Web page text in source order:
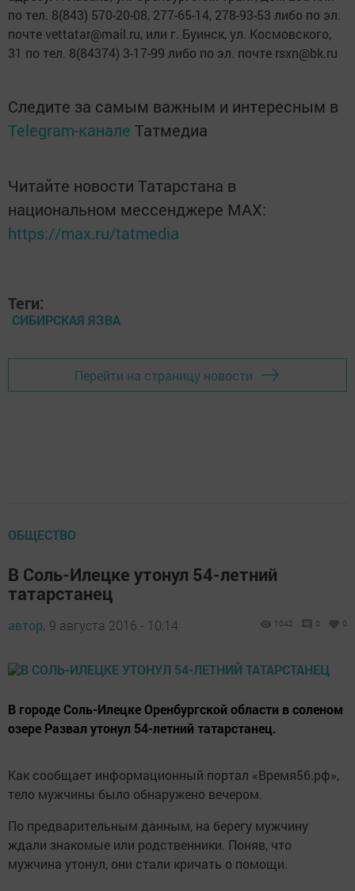
по тел. 8(843) 570-20-08, 277-65-14, 278-93-53 либо по эл.
почте vettatar@mail.ru, или г. Буинск, ул. Космовского,
31 по тел. 8(84374) 3-17-99 либо по эл. почте rsxn@bk.ru
Следите за самым важным и интересным в
Telegram-канале Татмедиа
Читайте новости Татарстана в
национальном мессенджере MАХ:
https://max.ru/tatmedia
Теги:
СИБИРСКАЯ ЯЗВА
Перейти на страницу новости
ОБЩЕСТВО
В Соль-Илецке утонул 54-летний
татарстанец
автор, 9 августа 2016 - 10:14 1042 0 0
В городе Соль-Илецке Оренбургской области в соленом
озере Развал утонул 54-летний татарстанец.
Как сообщает информационный портал «Время56.рф»,
тело мужчины было обнаружено вечером.
По предварительным данным, на берегу мужчину
ждали знакомые или родственники. Поняв, что
мужчина утонул, они стали кричать о помощи.